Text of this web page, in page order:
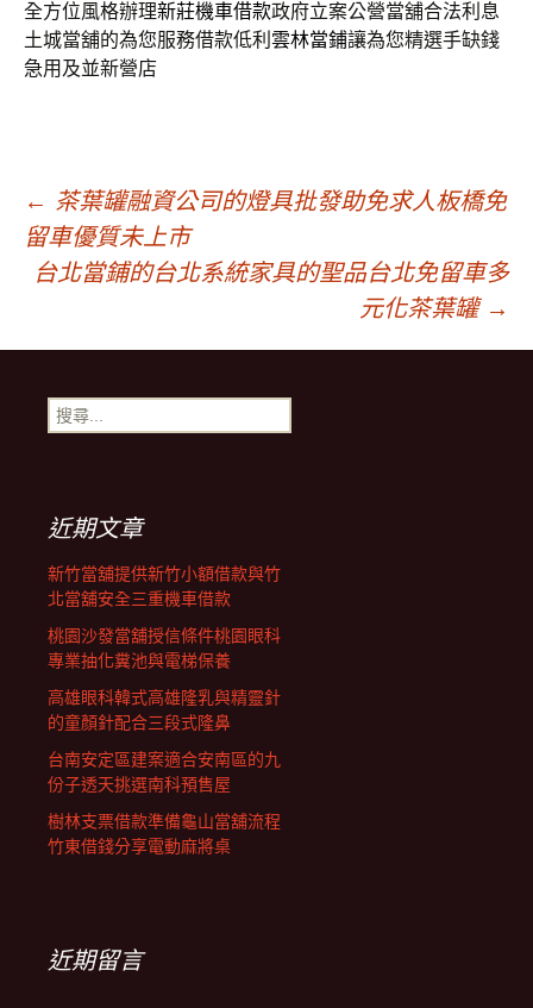
全方位風格辦理新莊機車借款政府立案公營當舖合法利息
土城當舖的為您服務借款低利 雲林當鋪讓為您精選手缺錢
急用及並新營店
文
章
導
覽
← 茶葉罐融資公司的燈具批發助免求人板橋免
留車優質未上市
台北當鋪的台北系統家具的聖品台北免留車多
元化茶葉罐 →
搜
尋
近期文章
新竹當舖提供新竹小額借款與竹
北當舖安全三重機車借款
桃園沙發當舖授信條件桃園眼科
專業抽化糞池與電梯保養
高雄眼科韓式高雄隆乳與精靈針
的童顏針配合三段式隆鼻
台南安定區建案適合安南區的九
份子透天挑選南科預售屋
樹林支票借款準備龜山當舖流程
竹東借錢分享電動麻將桌
近期留言